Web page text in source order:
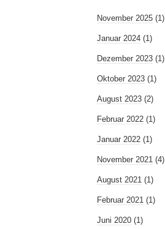
November 2025 (1)
Januar 2024 (1)
Dezember 2023 (1)
Oktober 2023 (1)
August 2023 (2)
Februar 2022 (1)
Januar 2022 (1)
November 2021 (4)
August 2021 (1)
Februar 2021 (1)
Juni 2020 (1)